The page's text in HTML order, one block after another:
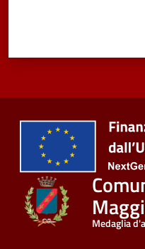
pretorio
Tutti
argomenti...
Seguici
su
Medaglia